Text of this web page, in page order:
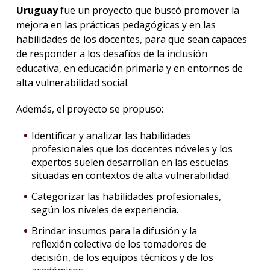
Uruguayfue un proyecto que buscó promover la
mejora en las prácticas pedagógicas y en las
habilidades de los docentes, para que sean capaces
de responder a los desafíos de la inclusión
educativa, en educación primaria y en entornos de
alta vulnerabilidad social.
Además, el proyecto se propuso:
Identificar y analizar las habilidades
profesionales que los docentes nóveles y los
expertos suelen desarrollan en las escuelas
situadas en contextos de alta vulnerabilidad.
Categorizar las habilidades profesionales,
según los niveles de experiencia.
Brindar insumos para la difusión y la
reflexión colectiva de los tomadores de
decisión, de los equipos técnicos y de los